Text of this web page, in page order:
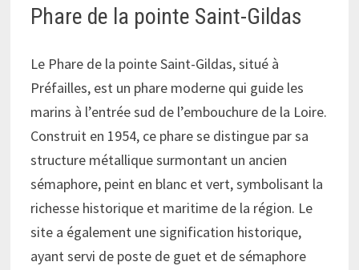
Phare de la pointe Saint-Gildas
Le Phare de la pointe Saint-Gildas, situé à
Préfailles, est un phare moderne qui guide les
marins à l’entrée sud de l’embouchure de la Loire.
Construit en 1954, ce phare se distingue par sa
structure métallique surmontant un ancien
sémaphore, peint en blanc et vert, symbolisant la
richesse historique et maritime de la région. Le
site a également une signification historique,
ayant servi de poste de guet et de sémaphore